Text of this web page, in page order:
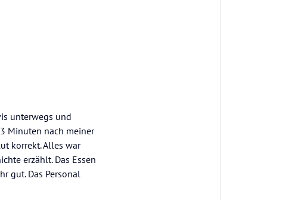
unterwegs und
Minuten nach meiner
korrekt. Alles war
erzählt. Das Essen
gut. Das Personal